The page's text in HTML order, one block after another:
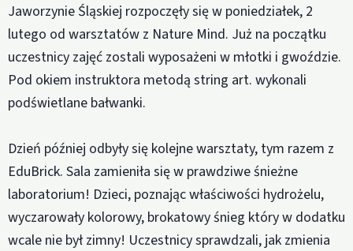
Jaworzynie Śląskiej rozpoczęły się w poniedziałek, 2
lutego od warsztatów z Nature Mind. Już na początku
uczestnicy zajęć zostali wyposażeni w młotki i gwoździe.
Pod okiem instruktora metodą string art. wykonali
podświetlane bałwanki.
Dzień później odbyły się kolejne warsztaty, tym razem z
EduBrick. Sala zamieniła się w prawdziwe śnieżne
laboratorium! Dzieci, poznając właściwości hydrożelu,
wyczarowały kolorowy, brokatowy śnieg który w dodatku
wcale nie był zimny! Uczestnicy sprawdzali, jak zmienia